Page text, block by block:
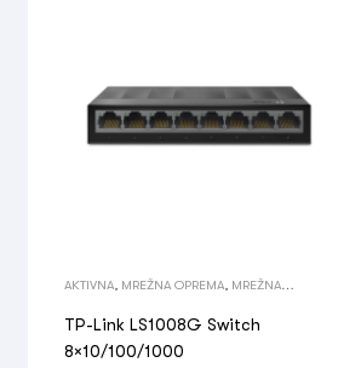
AKTIVNA MREŽNA OPREMA MREŽNA
TP-Link LS1008G Switch
8×10/100/1000